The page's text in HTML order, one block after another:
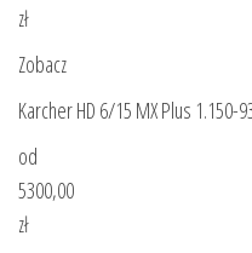
zł
Zobacz
Karcher HD 6/15 MX Plus 1.150-
od
5300,00
zł